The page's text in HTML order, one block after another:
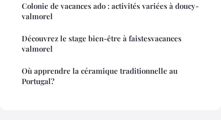
Colonie de vacances ado : activités variées à doucy-
valmorel
Découvrez le stage bien-être à faistesvacances
valmorel
Où apprendre la céramique traditionnelle au
Portugal?